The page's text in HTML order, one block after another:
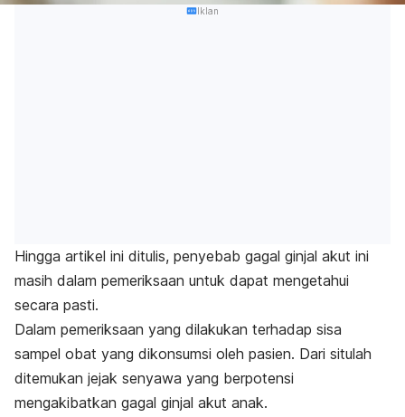
Iklan
Hingga artikel ini ditulis, penyebab gagal ginjal akut ini
masih dalam pemeriksaan untuk dapat mengetahui
secara pasti.
Dalam pemeriksaan yang dilakukan terhadap sisa
sampel obat yang dikonsumsi oleh pasien. Dari situlah
ditemukan jejak senyawa yang berpotensi
mengakibatkan gagal ginjal akut anak.